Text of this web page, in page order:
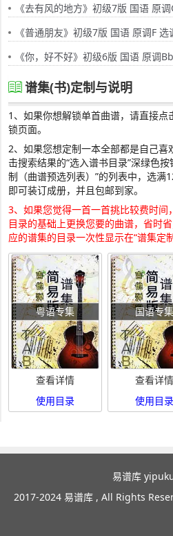
《去有风的地方》初级7版 国语 原
《普通朋友》初级7版 国语 原调F 选
《你，好不好》初级6版 国语 原调
谱集(书)定制与说明
1、如果你想解锁单首曲谱，请直接
锁页面。
2、如果您想定制一本全部都是自己
击搜索结果的“选入谱书目录”深绿色
制（曲谱预选列表）”的列表中，选满
即可装订成册，并且包邮到家。
3、如果您觉得一首一首挑比较费时
目录的基础上更换您要的曲谱，省时
应的谱集的目录一次性显示在“谱集定
粤语专集
查看详情
使用目录
国语专集
查看详情
使用目录
易谱库
2017-2024 易谱库 , All Rights